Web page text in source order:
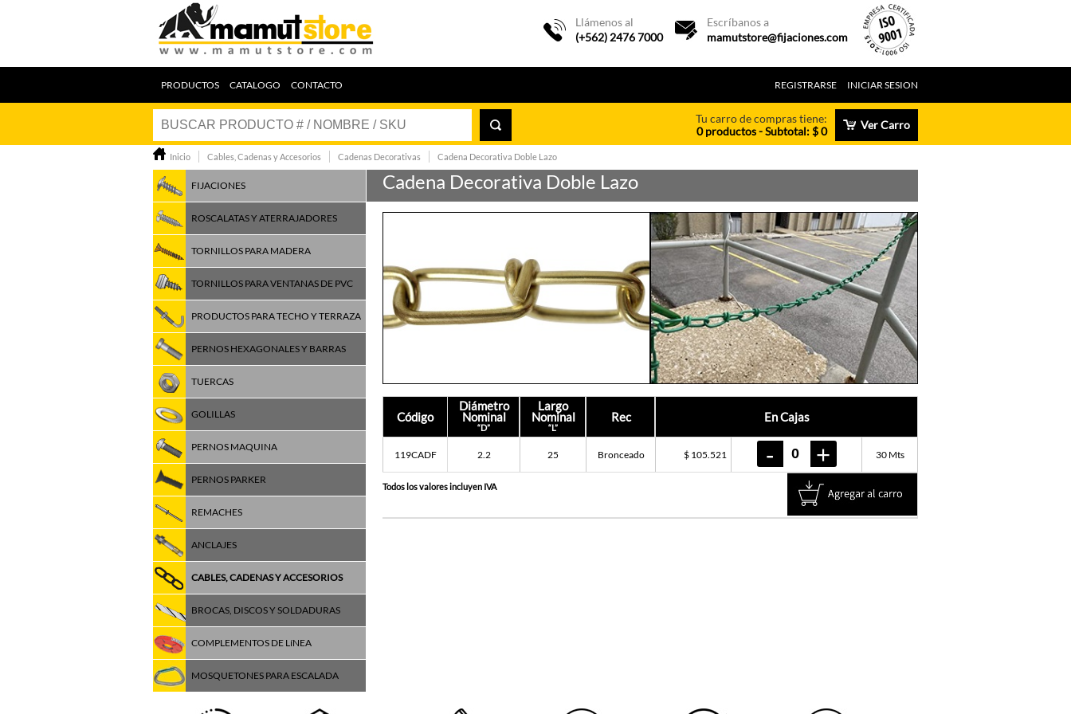
Llámenos al
(+562) 2476 7000
Escríbanos a
mamutstore@fijaciones.com
REGISTRARSE INICIAR SESION
PRODUCTOS CATALOGO CONTACTO
Ver Carro
Tu carro de compras tiene:
0 productos - Subtotal: $ 0
Inicio Cables, Cadenas y Accesorios Cadenas Decorativas Cadena Decorativa Doble Lazo
FIJACIONES
ROSCALATAS Y ATERRAJADORES
TORNILLOS PARA MADERA
TORNILLOS PARA VENTANAS DE PVC
PRODUCTOS PARA TECHO Y TERRAZA
PERNOS HEXAGONALES Y BARRAS
TUERCAS
GOLILLAS
PERNOS MAQUINA
PERNOS PARKER
REMACHES
ANCLAJES
CABLES, CADENAS Y ACCESORIOS
BROCAS, DISCOS Y SOLDADURAS
COMPLEMENTOS DE LíNEA
MOSQUETONES PARA ESCALADA
Cadena Decorativa Doble Lazo
Código
Diámetro
Nominal
“D”
Largo
Nominal
“L”
Rec En Cajas
119CADF 2.2 25 Bronceado $ 105.521 30 Mts
Todos los valores incluyen IVA